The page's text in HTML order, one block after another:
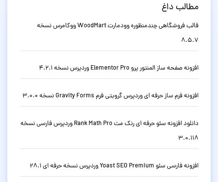
مطالب داغ
قالب فروشگاهی چندمنظوره وودمارت WoodMart ووکامرس نسخه
8.5.7
افزونه صفحه ساز المنتور پرو Elementor Pro وردپرس نسخه 4.2.1
افزونه فرم ساز حرفه ای وردپرس گرویتی فرم Gravity Forms نسخه 3.0.0
دانلود افزونه سئو حرفه ای رنک مث Rank Math Pro وردپرس فارسی نسخه
3.0.118
افزونه فارسی سئو Yoast SEO Premium وردپرس نسخه حرفه ای 28.1